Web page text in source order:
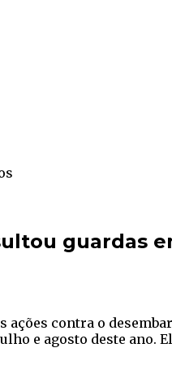
guardas
contra o
e agosto deste